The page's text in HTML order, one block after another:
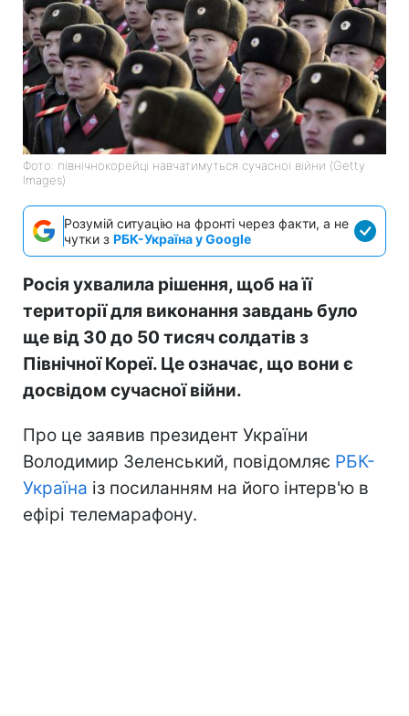
Фото: північнокорейці навчатимуться сучасної війни (Getty
Images)
Розумій ситуацію на фронті через факти, а не
чутки з РБК-Україна у Google
Росія ухвалила рішення, щоб на її
території для виконання завдань було
ще від 30 до 50 тисяч солдатів з
Північної Кореї. Це означає, що вони є
досвідом сучасної війни.
Про це заявив президент України
Володимир Зеленський, повідомляє РБК-
Україна із посиланням на його інтерв'ю в
ефірі телемарафону.